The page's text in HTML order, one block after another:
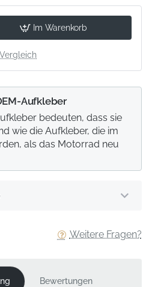
Im Warenkorb
Weitere Fragen?
Aufkleber
bedeuten, dass sie
wie die Aufkleber, die im
als das Motorrad neu
Bewertungen